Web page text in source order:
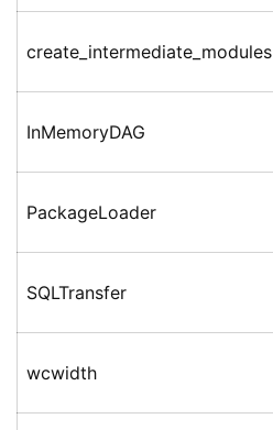
create_intermediate_modules
InMemoryDAG
PackageLoader
SQLTransfer
wcwidth